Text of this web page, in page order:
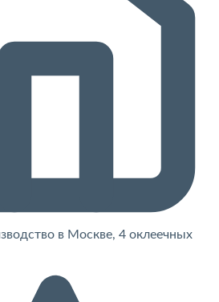
в Москве, 4 оклеечных